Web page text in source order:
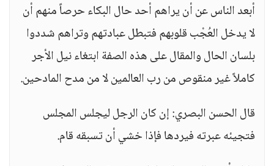
أبعد الناس عن أن يراهم أحد حال البكاء حرصاً منهم أن
لا يدخل العُجْب قلوبهم فتبطل عبادتهم وتراهم شددوا
بلسان الحال والمقال على هذه الصفة ابتغاء نيل الأجر
كاملاً غير منقوص من رب العالمين لا من مدح المادحين.
قال الحسن البصري: إن كان الرجل ليجلس المجلس
فتجيئه عبرته فيردها فإذا خشي أن تسبقه قام.